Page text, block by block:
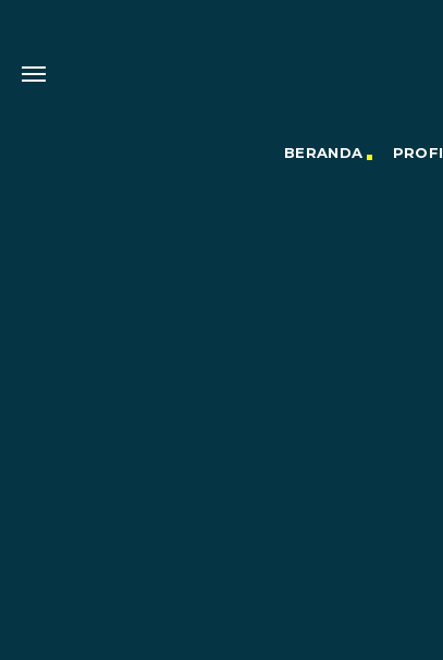
BERANDA